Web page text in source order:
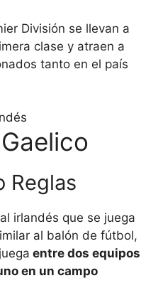
División se llevan a
clase y atraen a
tanto en el país
Reglas
irlandés que se juega
al balón de fútbol,
entre dos equipos
en un campo